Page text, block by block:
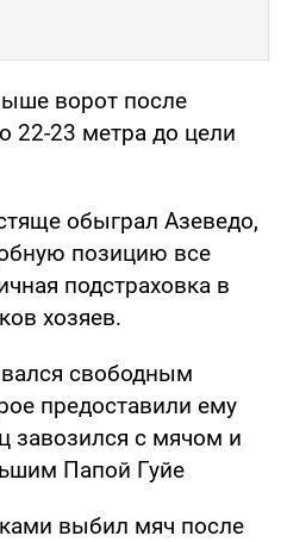
ворот после
22-23 метра до цели
обыграл Азеведо,
позицию все
подстраховка в
хозяев.
свободным
предоставили ему
завозился с мячом и
Папой Гуйе
выбил мяч после